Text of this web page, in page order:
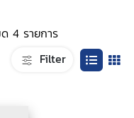
4 รายการ
Filter